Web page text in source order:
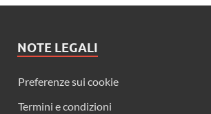
NOTE LEGALI
Preferenze sui cookie
Termini e condizioni